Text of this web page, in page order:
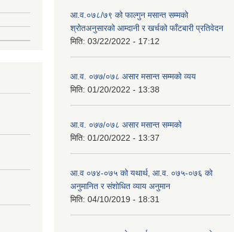
आ.व.०७८/७९ को फाल्गुन मसान्त सम्मको
श्रोतअनुसारको आम्दानी र खर्चको फाँटबारी प्रतिवेदन
मिति: 03/22/2022 - 17:12
आ.व. ०७७/०७८ असार मसान्त सम्मको व्यय
मिति: 01/20/2022 - 13:38
आ.व. ०७७/०७८ असार मसान्त सम्मको
मिति: 01/20/2022 - 13:37
आ.व ०७४-०७५ को यथार्थ, आ.व. ०७५-०७६ को
अनुमानित र संशोधित व्याय अनुमान
मिति: 04/10/2019 - 18:31